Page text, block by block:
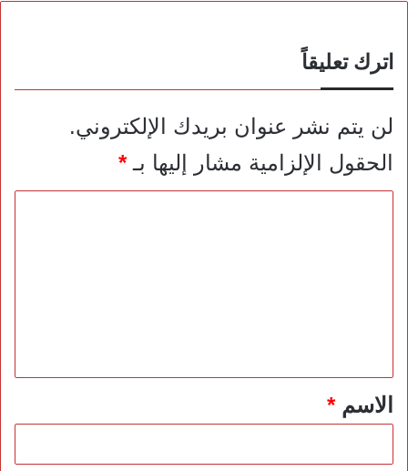
اترك تعليقاً
لن يتم نشر عنوان بريدك الإلكتروني.
الحقول الإلزامية مشار إليها بـ*
*الاسم*